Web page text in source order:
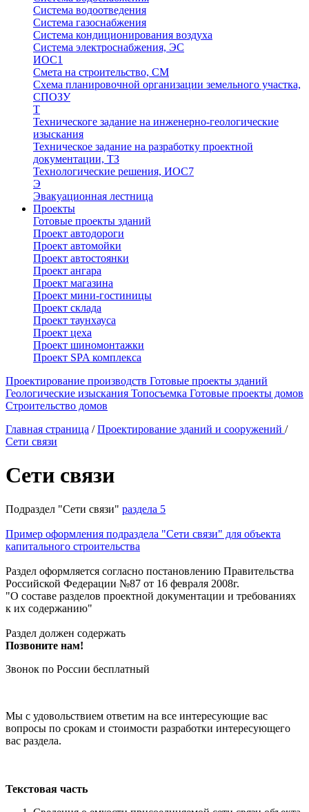
Система водоотведения
Система газоснабжения
Система кондиционирования воздуха
Система электроснабжения, ЭС
ИОС1
Смета на строительство, СМ
Схема планировочной организации земельного участка,
СПОЗУ
Т
Техническоге задание на инженерно-геологические
изыскания
Техническое задание на разработку проектной
документации, ТЗ
Технологические решения, ИОC7
Э
Эвакуационная лестница
Проекты
Готовые проекты зданий
Проект автодороги
Проект автомойки
Проект автостоянки
Проект ангара
Проект магазина
Проект мини-гостиницы
Проект склада
Проект таунхауса
Проект цеха
Проект шиномонтажки
Проект SPA комплекса
Проектирование производств Готовые проекты зданий
Геологические изыскания Топосъемка Готовые проекты домов
Строительство домов
Главная страница / Проектирование зданий и сооружений /
Сети связи
Сети связи
Подраздел "Сети связи" раздела 5
Пример оформления подраздела "Сети связи" для объекта
капитального строительства
Раздел оформляется согласно постановлению Правительства
Российской Федерации №87 от 16 февраля 2008г.
"О составе разделов проектной документации и требованиях
к их содержанию"
Раздел должен содержать
Позвоните нам!
Звонок по России бесплатный
Мы с удовольствием ответим на все интересующие вас
вопросы по срокам и стоимости разработки интересующего
вас раздела.
Текстовая часть